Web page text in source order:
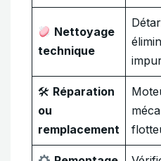
Nettoyage
technique
🛠 Réparation
ou
remplacement